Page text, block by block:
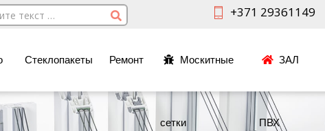
+371 29361149
Стеклопакеты Ремонт Москитные
сетки
ЗАЛ
ПВХ